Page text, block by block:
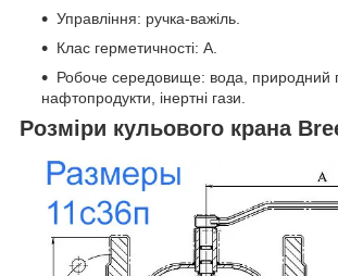
Управління: ручка-важіль.
Клас герметичності: А.
Робоче середовище: вода, природний
нафтопродукти, інертні гази.
Розміри кульового крана